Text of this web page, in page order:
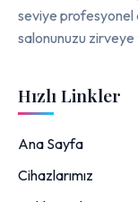
seviye profesyonel
salonunuzu zirveye
Hızlı Linkler
Ana Sayfa
Cihazlarımız